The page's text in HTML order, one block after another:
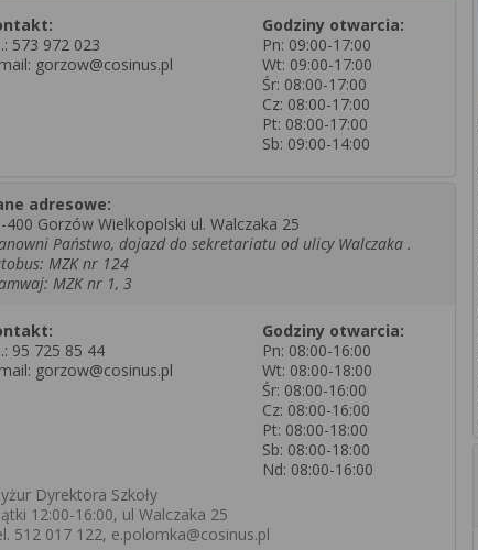
573 972 023
gorzow@cosinus.pl
Godziny otwarcia:
Pn: 09:00-17:00
Wt: 09:00-17:00
Śr: 08:00-17:00
Cz: 08:00-17:00
Pt: 08:00-17:00
Sb: 09:00-14:00
adresowe:
400 Gorzów Wielkopolski ul. Walczaka 25
Państwo, dojazd do sekretariatu od ulicy Walczaka .
MZK nr 124
MZK nr 1, 3
95 725 85 44
gorzow@cosinus.pl
Godziny otwarcia:
Pn: 08:00-16:00
Wt: 08:00-18:00
Śr: 08:00-16:00
Cz: 08:00-16:00
Pt: 08:00-18:00
Sb: 08:00-18:00
Nd: 08:00-16:00
Dyrektora Szkoły
12:00-16:00, ul Walczaka 25
512 017 122, e.polomka@cosinus.pl